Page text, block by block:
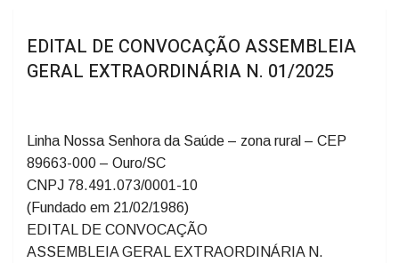
GERAL EXTRAORDINÁRIA N. 01/2025
Linha Nossa Senhora da Saúde – zona rural – CEP
89663-000 – Ouro/SC
CNPJ 78.491.073/0001-10